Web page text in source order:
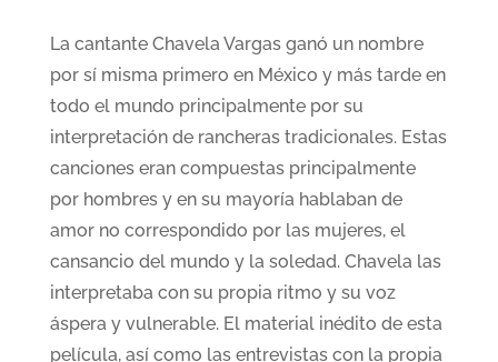
La cantante Chavela Vargas ganó un nombre
por sí misma primero en México y más tarde en
todo el mundo principalmente por su
interpretación de rancheras tradicionales. Estas
canciones eran compuestas principalmente
por hombres y en su mayoría hablaban de
amor no correspondido por las mujeres, el
cansancio del mundo y la soledad. Chavela las
interpretaba con su propia ritmo y su voz
áspera y vulnerable. El material inédito de esta
película, así como las entrevistas con la propia